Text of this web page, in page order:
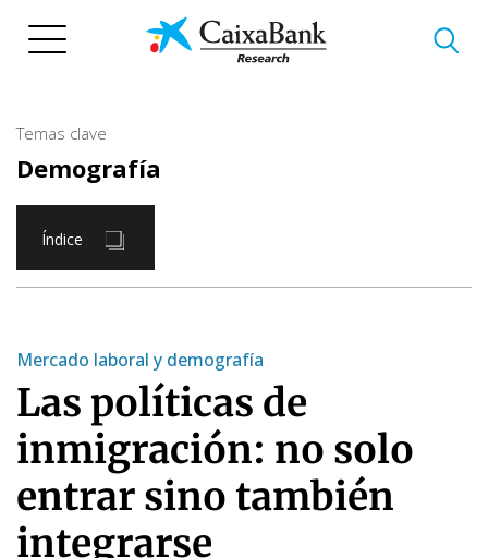
Temas clave
Demografía
Índice
Mercado laboral y demografía
Las políticas de
inmigración: no solo
entrar sino también
integrarse